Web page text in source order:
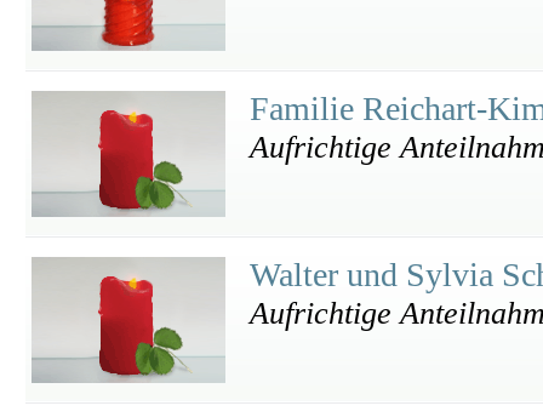
Familie Reichart-
Aufrichtige
Walter und Sylvia
Aufrichtige